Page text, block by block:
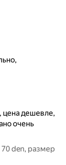
цена дешевле,
очень
den, размер